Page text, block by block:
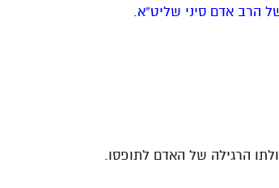
הרב אדם סיני שליט”א.
הרגילה של האדם לתופסו.